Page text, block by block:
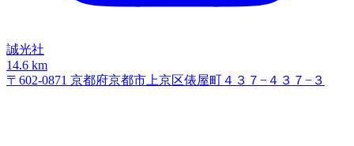
誠光社
14.6 km
〒602-0871 京都府京都市上京区俵屋町４３７−４３７−３